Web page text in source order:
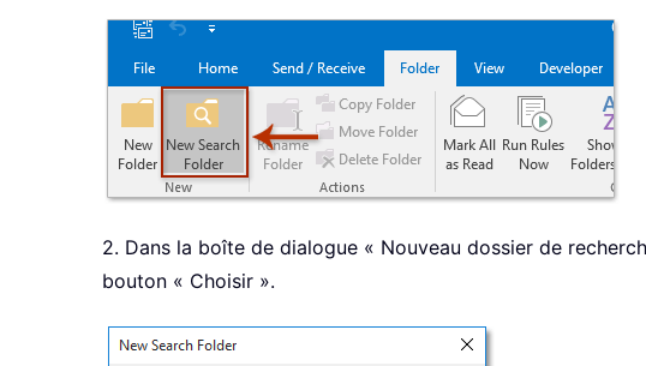
2. Dans la boîte de dialogue « Nouveau dossier de
bouton « Choisir ».